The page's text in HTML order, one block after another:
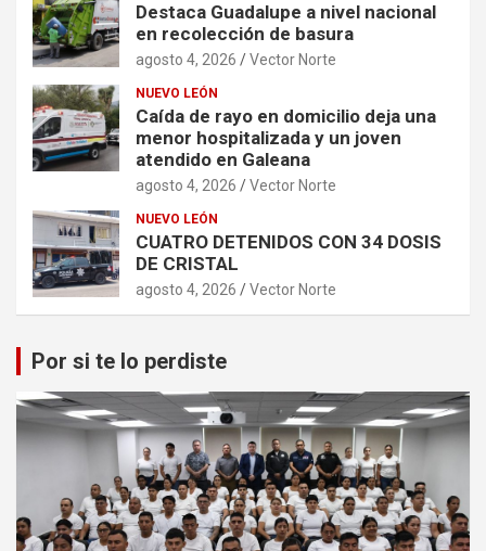
Destaca Guadalupe a nivel nacional
en recolección de basura
agosto 4, 2026 Vector Norte
NUEVO LEÓN
Caída de rayo en domicilio deja una
menor hospitalizada y un joven
atendido en Galeana
agosto 4, 2026 Vector Norte
NUEVO LEÓN
CUATRO DETENIDOS CON 34 DOSIS
DE CRISTAL
agosto 4, 2026 Vector Norte
Por si te lo perdiste